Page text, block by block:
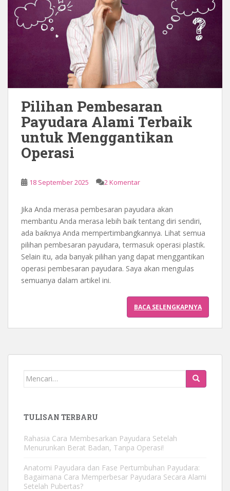
Pilihan Pembesaran
Payudara Alami Terbaik
untuk Menggantikan
Operasi
18 September 2025 2 Komentar
Jika Anda merasa pembesaran payudara akan
membantu Anda merasa lebih baik tentang diri sendiri,
ada baiknya Anda mempertimbangkannya. Lihat semua
pilihan pembesaran payudara, termasuk operasi plastik.
Selain itu, ada banyak pilihan yang dapat menggantikan
operasi pembesaran payudara. Saya akan mengulas
semuanya dalam artikel ini.
BACA SELENGKAPNYA
Pencarian
TULISAN TERBARU
Rahasia Cara Membesarkan Payudara Setelah
Menurunkan Berat Badan, Tanpa Operasi!
Anatomi Payudara dan Fase Pertumbuhan Payudara:
Bagaimana Cara Memperbesar Payudara Secara Alami
Setelah Pubertas?